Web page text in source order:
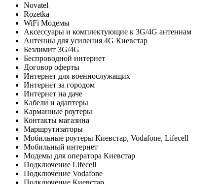
Novatel
Rozetka
WiFi Модемы
Аксессуары и комплектующие к 3G/4G антеннам
Антенны для усиления 4G Киевстар
Безлимит 3G/4G
Беспроводной интернет
Договор оферты
Интернет для военнослужащих
Интернет за городом
Интернет на даче
Кабели и адаптеры
Карманные роутеры
Контакты магазина
Маршрутизаторы
Мобильные роутеры Киевстар, Vodafone, Lifecell
Мобильный интернет
Модемы для оператора Киевстар
Подключение Lifecell
Подключение Vodafone
Подключение Киевстар